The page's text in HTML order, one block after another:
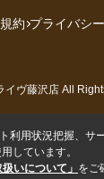
約 プライバシ
イヴ藤沢店 All
利用状況把握、サ
しています。
いについて」 をご